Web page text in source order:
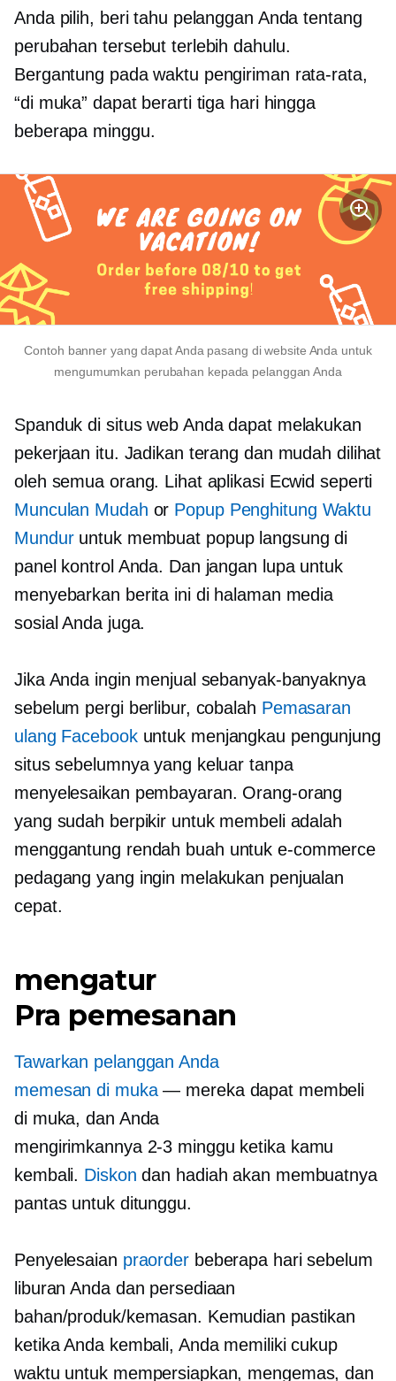
Anda pilih, beri tahu pelanggan Anda tentang
perubahan tersebut terlebih dahulu.
Bergantung pada waktu pengiriman rata-rata,
“di muka” dapat berarti tiga hari hingga
beberapa minggu.
Contoh banner yang dapat Anda pasang di website Anda untuk
mengumumkan perubahan kepada pelanggan Anda
Spanduk di situs web Anda dapat melakukan
pekerjaan itu. Jadikan terang dan mudah dilihat
oleh semua orang. Lihat aplikasi Ecwid seperti
Munculan Mudah or Popup Penghitung Waktu
Munduruntuk membuat popup langsung di
panel kontrol Anda. Dan jangan lupa untuk
menyebarkan berita ini di halaman media
sosial Anda juga.
Jika Anda ingin menjual sebanyak-banyaknya
sebelum pergi berlibur, cobalah Pemasaran
ulang Facebookuntuk menjangkau pengunjung
situs sebelumnya yang keluar tanpa
menyelesaikan pembayaran. Orang-orang
yang sudah berpikir untuk membeli adalah
menggantung rendah buah untuke-commerce
pedagang yang ingin melakukan penjualan
cepat.
mengatur
Pra pemesanan
Tawarkan pelanggan Anda
memesan di muka— mereka dapat membeli
di muka, dan Anda
mengirimkannya 2-3 minggu ketika kamu
kembali. Diskon dan hadiah akan membuatnya
pantas untuk ditunggu.
Penyelesaian praorderbeberapa hari sebelum
liburan Anda dan persediaan
bahan/produk/kemasan. Kemudian pastikan
ketika Anda kembali, Anda memiliki cukup
waktu untuk mempersiapkan, mengemas, dan